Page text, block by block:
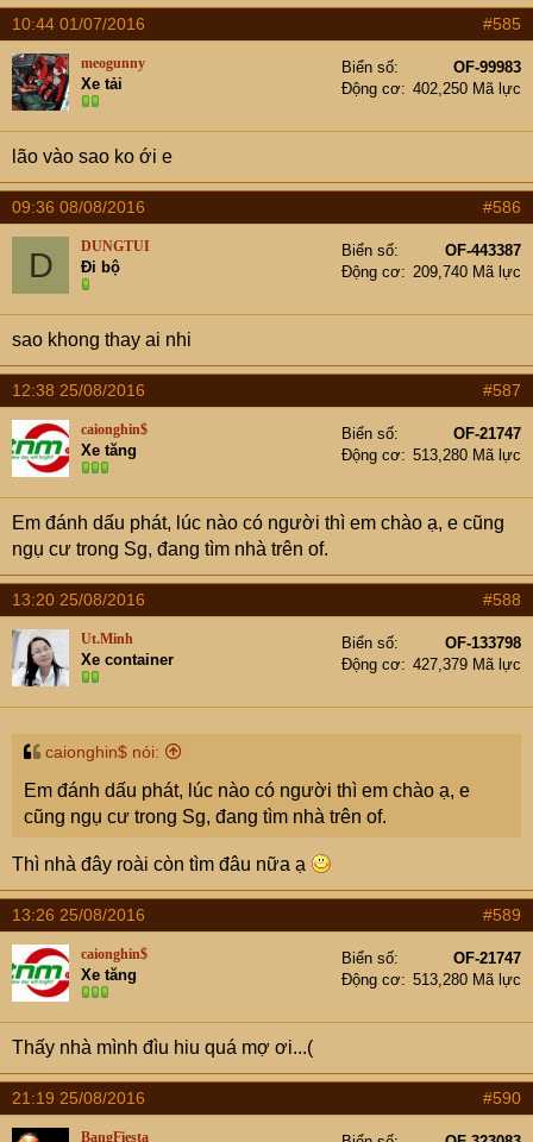
10:44 01/07/2016 #585
meogunny
Xe tải
Biển số
OF-99983
Động cơ
402,250 Mã lực
lão vào sao ko ới e
09:36 08/08/2016 #586
D DUNGTUI
Đi bộ
Biển số
OF-443387
Động cơ
209,740 Mã lực
sao khong thay ai nhi
12:38 25/08/2016 #587
caionghin$
Xe tăng
Biển số
OF-21747
Động cơ
513,280 Mã lực
Em đánh dấu phát, lúc nào có người thì em chào ạ, e cũng
ngụ cư trong Sg, đang tìm nhà trên of.
13:20 25/08/2016 #588
Ut.Minh
Xe container
Biển số
OF-133798
Động cơ
427,379 Mã lực
caionghin$ nói:
Em đánh dấu phát, lúc nào có người thì em chào ạ, e
cũng ngụ cư trong Sg, đang tìm nhà trên of.
Thì nhà đây roài còn tìm đâu nữa ạ
13:26 25/08/2016 #589
caionghin$
Xe tăng
Biển số
OF-21747
Động cơ
513,280 Mã lực
Thấy nhà mình đìu hiu quá mợ ơi...(
21:19 25/08/2016 #590
BangFiesta